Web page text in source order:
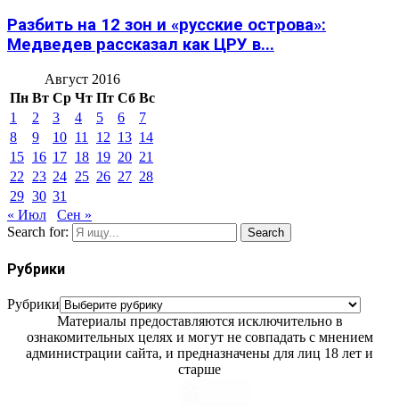
Разбить на 12 зон и «русские острова»:
Медведев рассказал как ЦРУ в...
Август 2016
Пн Вт Ср Чт Пт Сб Вс
1
2 3 4 5 6
7
8
9 10 11 12 13 14
15 16 17 18 19 20 21
22
23 24 25 26 27 28
29 30 31
« Июл
Сен »
Search for:
Search
Рубрики
Рубрики
Материалы предоставляются исключительно в
ознакомительных целях и могут не совпадать с мнением
администрации сайта, и предназначены для лиц 18 лет и
старше